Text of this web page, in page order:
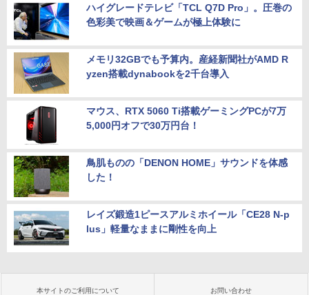
ハイグレードテレビ「TCL Q7D Pro」。圧巻の
色彩美で映画＆ゲームが極上体験に
メモリ32GBでも予算内。産経新聞社がAMD R
yzen搭載dynabookを2千台導入
マウス、RTX 5060 Ti搭載ゲーミングPCが7万
5,000円オフで30万円台！
鳥肌ものの「DENON HOME」サウンドを体感
した！
レイズ鍛造1ピースアルミホイール「CE28 N-p
lus」軽量なままに剛性を向上
本サイトのご利用について お問い合わせ